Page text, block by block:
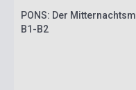
PONS: Der
B1-B2